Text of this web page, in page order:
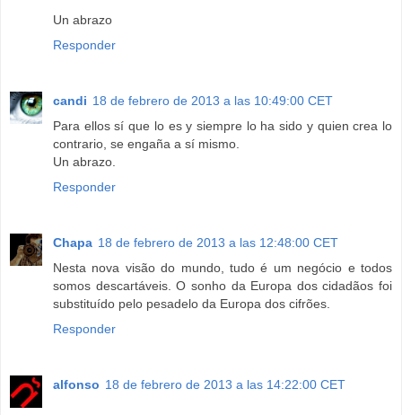
Un abrazo
Responder
candi 18 de febrero de 2013 a las 10:49:00 CET
Para ellos sí que lo es y siempre lo ha sido y quien crea lo
contrario, se engaña a sí mismo.
Un abrazo.
Responder
Chapa 18 de febrero de 2013 a las 12:48:00 CET
Nesta nova visão do mundo, tudo é um negócio e todos
somos descartáveis. O sonho da Europa dos cidadãos foi
substituído pelo pesadelo da Europa dos cifrões.
Responder
alfonso 18 de febrero de 2013 a las 14:22:00 CET